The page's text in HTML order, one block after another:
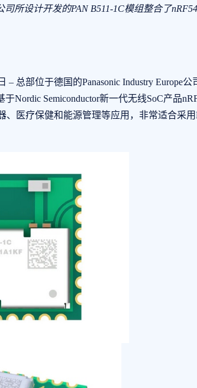
司所设计开发的PAN B511-1C模组整合了
– 总部位于德国的Panasonic Industry Europe
于Nordic Semiconductor新一代无线SoC产品
、医疗保健和能源管理等应用，非常适合采